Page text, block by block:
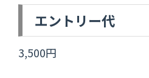
エントリー代
3,500円